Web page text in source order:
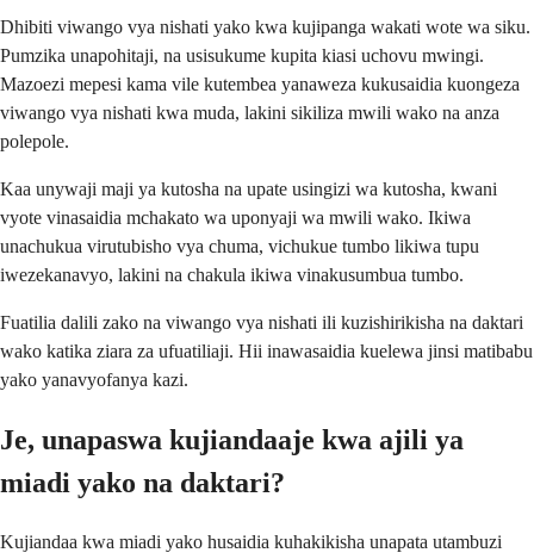
Dhibiti viwango vya nishati yako kwa kujipanga wakati wote wa siku.
Pumzika unapohitaji, na usisukume kupita kiasi uchovu mwingi.
Mazoezi mepesi kama vile kutembea yanaweza kukusaidia kuongeza
viwango vya nishati kwa muda, lakini sikiliza mwili wako na anza
polepole.
Kaa unywaji maji ya kutosha na upate usingizi wa kutosha, kwani
vyote vinasaidia mchakato wa uponyaji wa mwili wako. Ikiwa
unachukua virutubisho vya chuma, vichukue tumbo likiwa tupu
iwezekanavyo, lakini na chakula ikiwa vinakusumbua tumbo.
Fuatilia dalili zako na viwango vya nishati ili kuzishirikisha na daktari
wako katika ziara za ufuatiliaji. Hii inawasaidia kuelewa jinsi matibabu
yako yanavyofanya kazi.
Je, unapaswa kujiandaaje kwa ajili ya
miadi yako na daktari?
Kujiandaa kwa miadi yako husaidia kuhakikisha unapata utambuzi